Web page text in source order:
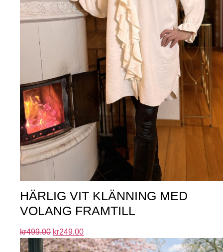
HÄRLIG VIT KLÄNNING MED
VOLANG FRAMTILL
kr499.00 kr249.00